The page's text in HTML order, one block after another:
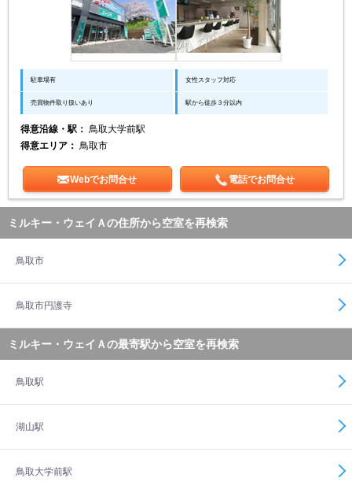
駐車場有 女性スタッフ対応
売買物件取り扱いあり 駅から徒歩３分以内
得意沿線・駅：
鳥取大学前駅
得意エリア：
鳥取市
Webでお問合せ 電話でお問合せ
ミルキー・ウェイＡの住所から空室を再検索
鳥取市
鳥取市円護寺
ミルキー・ウェイＡの最寄駅から空室を再検索
鳥取駅
湖山駅
鳥取大学前駅